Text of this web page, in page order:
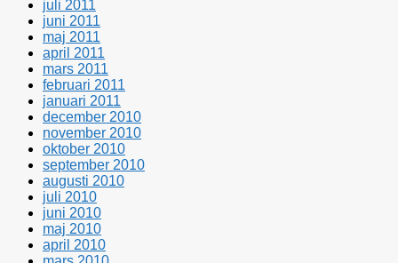
juli 2011
juni 2011
maj 2011
april 2011
mars 2011
februari 2011
januari 2011
december 2010
november 2010
oktober 2010
september 2010
augusti 2010
juli 2010
juni 2010
maj 2010
april 2010